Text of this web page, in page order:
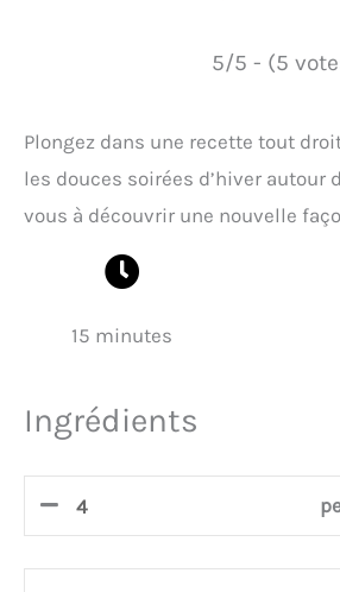
5/5 - (5
Plongez dans une recette tout
les douces soirées d’hiver
vous à découvrir une nouvelle
15 minutes
Ingrédients